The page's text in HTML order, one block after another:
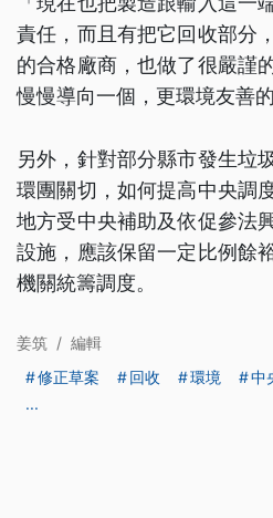
責任，而且有把它回收部分
的合格廠商，也做了很嚴謹
慢慢導向一個，更環境友善
另外，針對部分縣市發生垃
環團關切，如何提高中央調
地方受中央補助及依促參法
設施，應該保留一定比例餘
機關統籌調度。
姜筑 / 編輯
修正草案
回收 環境
中
...